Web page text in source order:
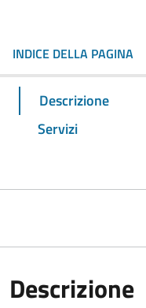
INDICE DELLA PAGINA
Descrizione
Servizi
Descrizione